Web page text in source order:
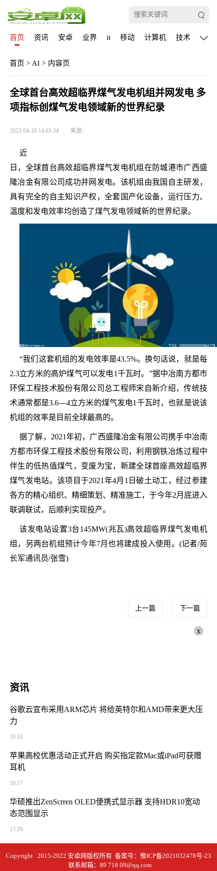
首页 资讯 安卓 业界 it 移动 计算机 技术 通信
首页 > AI > 内容页
全球首台高效超临界煤气发电机组并网发电 多
项指标创煤气发电领域新的世界纪录
2022-04-18 14:03:34 来源：
近
日，全球首台高效超临界煤气发电机组在防城港市广西盛
隆冶金有限公司成功并网发电。该机组由我国自主研发，
具有完全的自主知识产权，全套国产化设备，运行压力、
温度和发电效率均创造了煤气发电领域新的世界纪录。
“我们这套机组的发电效率是43.5%。换句话说，就是每
2.3立方米的高炉煤气可以发电1千瓦时。”据中冶南方都市
环保工程技术股份有限公司总工程师宋自新介绍，传统技
术通常都是3.6—4立方米的煤气发电1千瓦时，也就是说该
机组的效率是目前全球最高的。
据了解，2021年初，广西盛隆冶金有限公司携手中冶南
方都市环保工程技术股份有限公司，利用钢铁冶炼过程中
伴生的低热值煤气，变废为宝，新建全球首座高效超临界
煤气发电站。该项目于2021年4月1日破土动工，经过参建
各方的精心组织、精细策划、精准施工，于今年2月底进入
联调联试，后顺利实现投产。
该发电站设置3台145MW(兆瓦)高效超临界煤气发电机
组，另两台机组预计今年7月也将建成投入使用。(记者/苑
长军通讯员/张雪)
上一篇 下一篇
x
资讯
谷歌云宣布采用ARM芯片 将给英特尔和AMD带来更大压
力
10:18
苹果高校优惠活动正式开启 购买指定款Mac或iPad可获赠
耳机
10:17
华硕推出ZenScrren OLED便携式显示器 支持HDR10宽动
态范围显示
13:29
Copyright 2015-2022 安卓网版权所有 备案号： 豫ICP备2021032478号-23
联系邮箱：89 718 09@qq.com